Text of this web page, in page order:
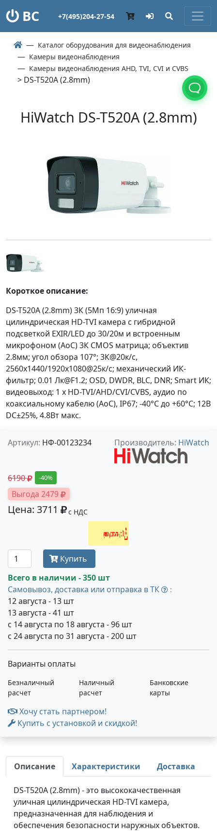
ВС +7(495)204-27-54
Каталог оборудования для видеонаблюдения
Камеры видеонаблюдения
Камеры видеонаблюдения AHD, TVI, CVI и CVBS
> DS-T520A (2.8mm)
HiWatch DS-T520A (2.8mm)
Короткое описание:
DS-T520A (2.8mm) 3К (5Мп 16:9) уличная
цилиндрическая HD-TVI камера с гибридной
подсветкой EXIR/LED до 30/20м и встроенным
микрофоном (AoC) 3К CMOS матрица; объектив
2.8мм; угол обзора 107°; 3К@20к/с,
2560x1440/1920x1080@25к/с; механический ИК-
фильтр; 0.01 Лк@F1.2; OSD, DWDR, BLC, DNR; Smart ИК;
видеовыход: 1 х HD-TVI/AHD/CVI/CVBS, аудио по
коаксиальному кабелю (AoC), IP67; -40°С до +60°С; 12В
DC±25%, 4.8Вт макс.
Артикул: НФ-00123234 Производитель: HiWatch
6190 -40%
Выгода 2479
Цена: 3711 с НДС
Получить оптовую цену
Купить
Всего в наличии - 350 шт
Самовывоз, доставка или отправка в ТК
:
12 августа - 13 шт
13 августа - 41 шт
с 14 августа по 18 августа - 96 шт
с 24 августа по 31 августа - 200 шт
Варианты оплаты
Безналичный
расчет
Наличный
расчет
Банковские
карты
Хочу стать партнером!
Купить с установкой и скидкой!
Описание Характеристики Доставка
DS-T520A (2.8mm) - это высококачественная
уличная цилиндрическая HD-TVI камера,
предназначенная для наблюдения и
обеспечения безопасности наружных объектов.